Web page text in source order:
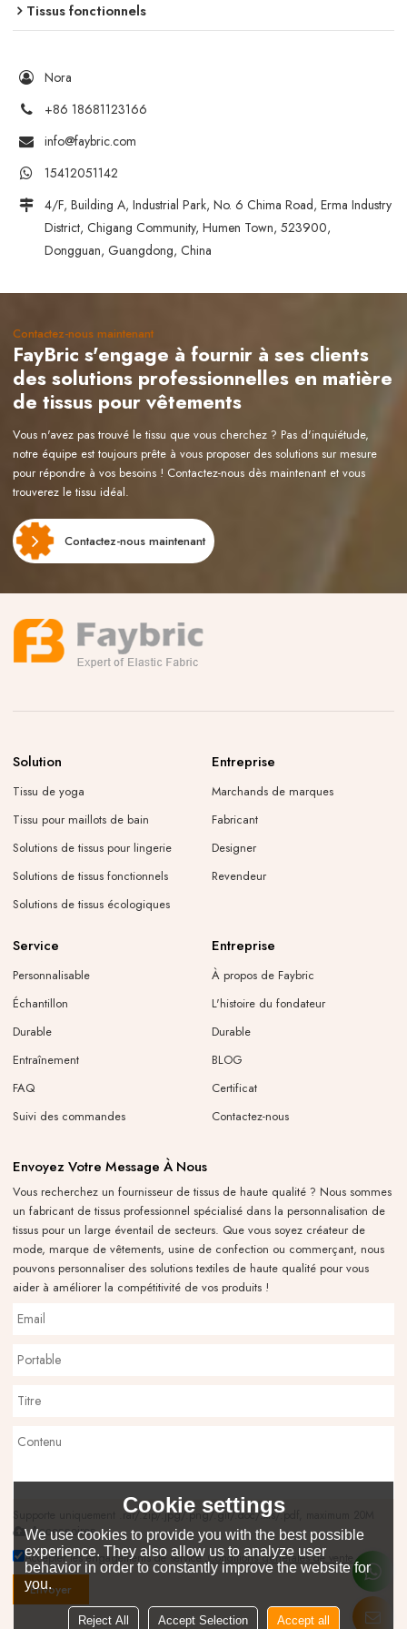
Tissus fonctionnels
Nora
+86 18681123166
info@faybric.com
15412051142
4/F, Building A, Industrial Park, No. 6 Chima Road, Erma Industry
District, Chigang Community, Humen Town, 523900,
Dongguan, Guangdong, China
Contactez-nous maintenant
FayBric s'engage à fournir à ses clients
des solutions professionnelles en matière
de tissus pour vêtements
Vous n'avez pas trouvé le tissu que vous cherchez ? Pas d'inquiétude,
notre équipe est toujours prête à vous proposer des solutions sur mesure
pour répondre à vos besoins ! Contactez-nous dès maintenant et vous
trouverez le tissu idéal.
Contactez-nous maintenant
Solution
Tissu de yoga
Tissu pour maillots de bain
Solutions de tissus pour lingerie
Solutions de tissus fonctionnels
Solutions de tissus écologiques
Entreprise
Marchands de marques
Fabricant
Designer
Revendeur
Service
Personnalisable
Échantillon
Durable
Entraînement
FAQ
Suivi des commandes
Entreprise
À propos de Faybric
L'histoire du fondateur
Durable
BLOG
Certificat
Contactez-nous
Envoyez Votre Message À Nous
Vous recherchez un fournisseur de tissus de haute qualité ? Nous sommes
un fabricant de tissus professionnel spécialisé dans la personnalisation de
tissus pour un large éventail de secteurs. Que vous soyez créateur de
mode, marque de vêtements, usine de confection ou commerçant, nous
pouvons personnaliser des solutions textiles de haute qualité pour vous
aider à améliorer la compétitivité de vos produits !
Supporte uniquement .rar/.zip/.jpg/.png/.gif/.doc/.xls/.pdf, maximum 20M
Accessoires
Accepter les engagements de service.,Conditions générales de vente
Envoyer
Cookie settings
We use cookies to provide you with the best possible
experience. They also allow us to analyze user
behavior in order to constantly improve the website for
you.
Reject All Accept Selection Accept all